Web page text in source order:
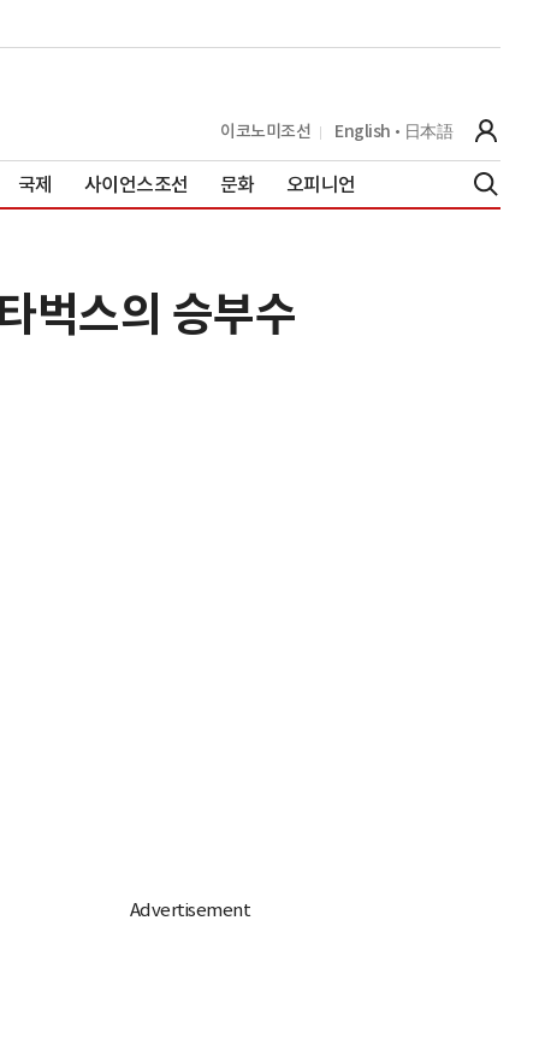
이코노미조선 English 日本語
국제 사이언스조선 문화 오피니언
벅스의 승부수